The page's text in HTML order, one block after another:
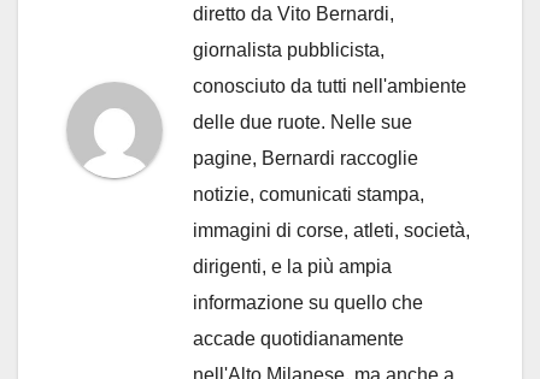
diretto da Vito Bernardi,
giornalista pubblicista,
conosciuto da tutti nell'ambiente
delle due ruote. Nelle sue
pagine, Bernardi raccoglie
notizie, comunicati stampa,
immagini di corse, atleti, società,
dirigenti, e la più ampia
informazione su quello che
accade quotidianamente